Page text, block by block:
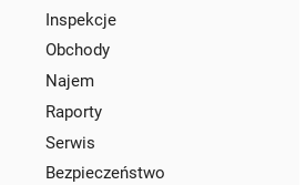
Inspekcje
Obchody
Najem
Raporty
Serwis
Bezpieczeństwo